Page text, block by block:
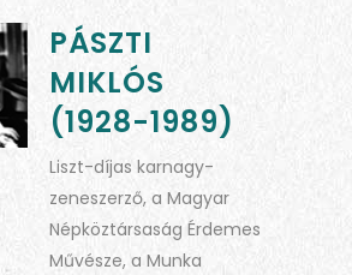
PÁSZTI
MIKLÓS
(1928-1989)
Liszt-díjas karnagy-
zeneszerző, a Magyar
Népköztársaság Érdemes
Művésze, a Munka